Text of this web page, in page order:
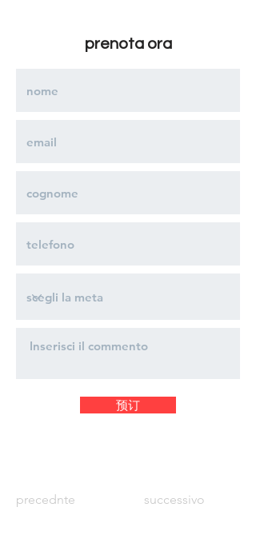
prenota ora
预订
precednte successivo